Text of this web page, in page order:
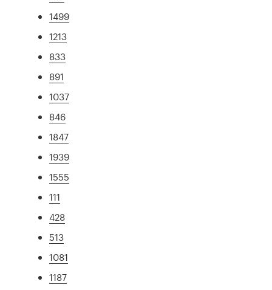
1499
1213
833
891
1037
846
1847
1939
1555
111
428
513
1081
1187